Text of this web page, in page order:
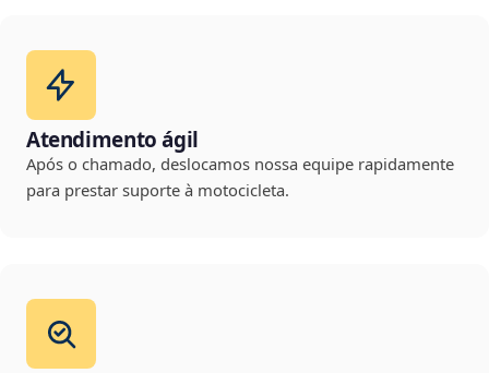
Atendimento ágil
Após o chamado, deslocamos nossa equipe rapidamente
para prestar suporte à motocicleta.